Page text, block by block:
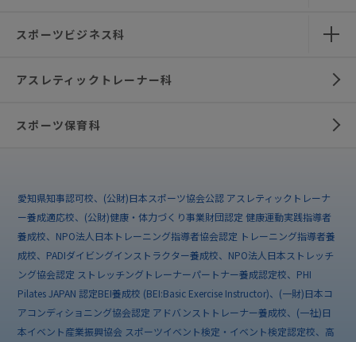
スポーツビジネス科
アスレティックトレーナー科
スポーツ保育科
愛知県知事認可校、(公財)日本スポーツ協会公認 アスレティックトレーナ
ー養成適応校、(公財)健康・体力づくり事業財団認定 健康運動実践指導者
養成校、NPO法人日本トレーニング指導者協会認定 トレーニング指導者養
成校、PADIダイビングインストラクター養成校、NPO法人日本ストレッチ
ング協会認定 ストレッチングトレーナーパートナー養成認定校、PHI
Pilates JAPAN 認定BEI養成校 (BEI:Basic Exercise Instructor)、(一財)日本コ
アコンディショニング協会認定 アドバンストトレーナー養成校、(一社)日
本イベント産業振興協会 スポーツイベント検定・イベント検定認定校、高